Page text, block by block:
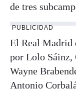
de tres
PUBLICIDAD
El Real Madrid
por Lolo
Wayne
Antonio